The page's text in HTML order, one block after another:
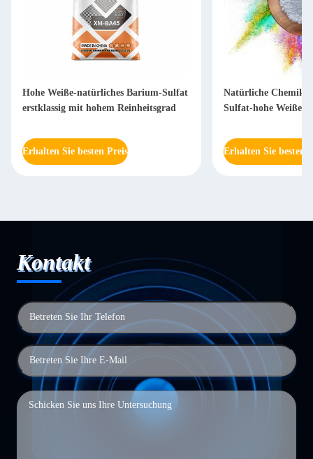
Hohe Weiße-natürliches Barium-Sulfat
erstklassig mit hohem Reinheitsgrad
Erhalten Sie besten Preis
Natürliche
Sulfat-hohe Weiße-
Erhalten Sie besten
Kontakt